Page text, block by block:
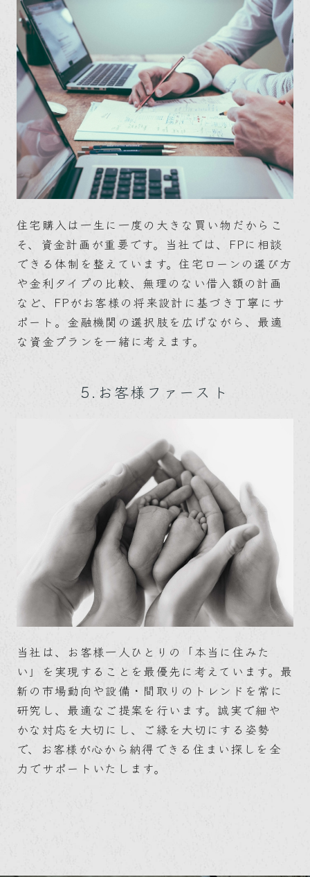
住宅購入は一生に一度の大きな買い物だからこ
そ、資金計画が重要です。当社では、FPに相談
できる体制を整えています。住宅ローンの選び方
や金利タイプの比較、無理のない借入額の計画
など、FPがお客様の将来設計に基づき丁寧にサ
ポート。金融機関の選択肢を広げながら、最適
な資金プランを一緒に考えます。
5.お客様ファースト
当社は、お客様一人ひとりの「本当に住みた
い」を実現することを最優先に考えています。最
新の市場動向や設備・間取りのトレンドを常に
研究し、最適なご提案を行います。誠実で細や
かな対応を大切にし、ご縁を大切にする姿勢
で、お客様が心から納得できる住まい探しを全
力でサポートいたします。